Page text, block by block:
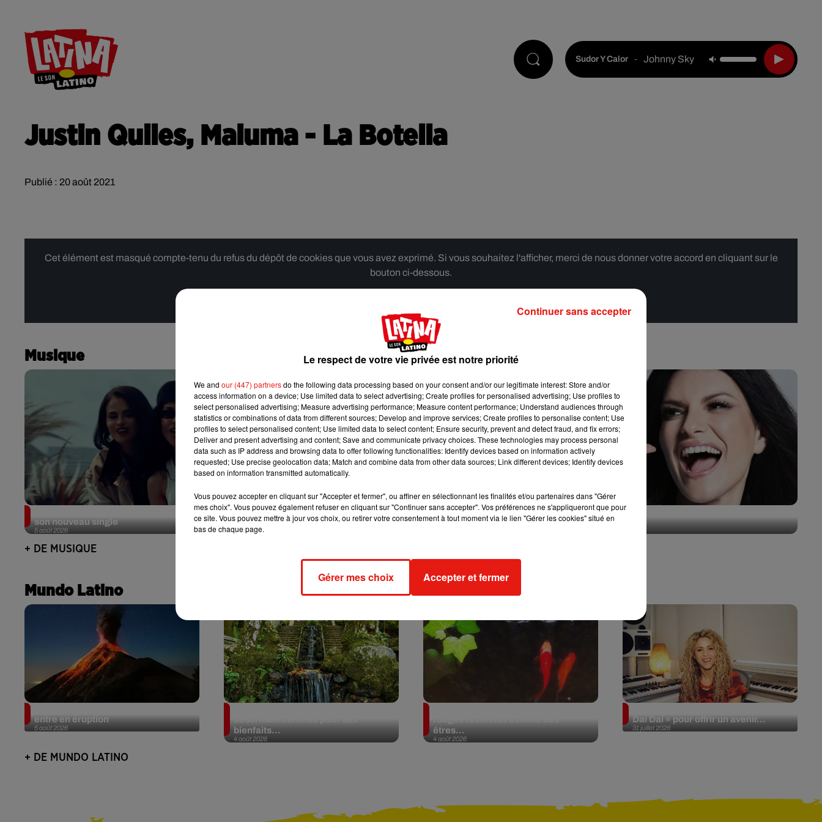
Sudor Y Calor - Johnny Sky
Justin Quiles, Maluma - La Botella
Publié : 20 août 2021
Cet élément est masqué compte-tenu du refus du dépôt de cookies que vous avez exprimé. Si vous souhaitez l'afficher, merci de nous donner votre accord en cliquant sur le
bouton ci-dessous.
Musique
5 août 2026
Benny Blanco invite Selena Gomez et Becky G sur
son nouveau single
31 juillet 2026
Escapade à Guadalajara
Laura Pausini : retour confirmé à l'Accor Arena de
Paris
+ DE MUSIQUE
Mundo Latino
5 août 2026
entre en éruption
4 août 2026
bienfaits...
4 août 2026
êtres...
31 juillet 2026
Dai Dai » pour offrir un avenir...
+ DE MUNDO LATINO
Le respect de votre vie privée est notre priorité
We and our (447) partnersdo the following data processing based on your consent and/or our legitimate interest: Store and/or
access information on a device; Use limited data to select advertising; Create profiles for personalised advertising; Use profiles to
select personalised advertising; Measure advertising performance; Measure content performance; Understand audiences through
statistics or combinations of data from different sources; Develop and improve services; Create profiles to personalise content; Use
profiles to select personalised content; Use limited data to select content; Ensure security, prevent and detect fraud, and fix errors;
Deliver and present advertising and content; Save and communicate privacy choices. These technologies may process personal
data such as IP address and browsing data to offer following functionalities: Identify devices based on information actively
requested; Use precise geolocation data; Match and combine data from other data sources; Link different devices; Identify devices
based on information transmitted automatically.
Vous pouvez accepter en cliquant sur "Accepter et fermer", ou affiner en sélectionnant les finalités et/ou partenaires dans "Gérer
mes choix". Vous pouvez également refuser en cliquant sur "Continuer sans accepter". Vos préférences ne s'appliqueront que pour
ce site. Vous pouvez mettre à jour vos choix, ou retirer votre consentement à tout moment via le lien "Gérer les cookies" situé en
bas de chaque page.
Gérer mes choix Accepter et fermer
Continuer sans accepter